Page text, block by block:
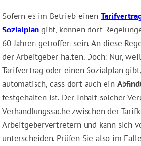
Sofern es im Betrieb einen
Sozialplan gibt, können dort
60 Jahren getroffen sein. An diese
der Arbeitgeber halten. Doch: Nur,
Tarifvertrag oder einen Sozialplan
automatisch, dass dort auch ein
festgehalten ist. Der Inhalt solcher
Verhandlungssache zwischen der
Arbeitgebervertretern und kann sich
unterscheiden. Prüfen Sie also im